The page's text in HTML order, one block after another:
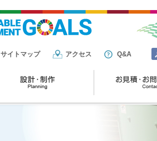
サイトマップ アクセス Q&A